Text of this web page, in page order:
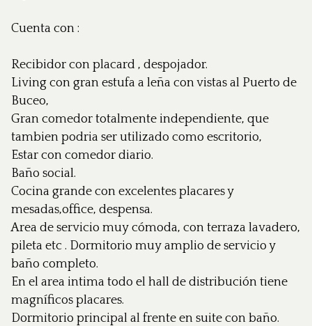
Cuenta con :
Recibidor con placard , despojador.
Living con gran estufa a leña con vistas al Puerto de
Buceo,
Gran comedor totalmente independiente, que
tambien podria ser utilizado como escritorio,
Estar con comedor diario.
Baño social.
Cocina grande con excelentes placares y
mesadas,office, despensa.
Area de servicio muy cómoda, con terraza lavadero,
pileta etc . Dormitorio muy amplio de servicio y
baño completo.
En el area intima todo el hall de distribución tiene
magníficos placares.
Dormitorio principal al frente en suite con baño.